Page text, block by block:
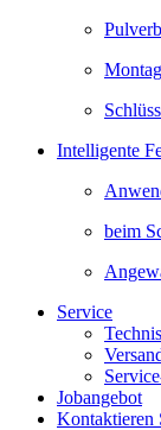
Intelligente
beim
Service
Jobangebot
Kontaktieren